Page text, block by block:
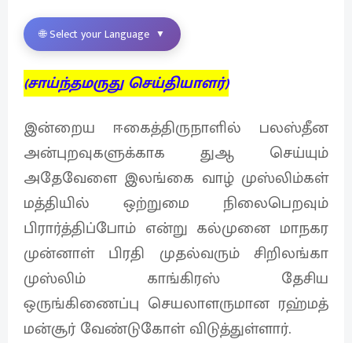
🌐 Select your Language ▼
(சாய்ந்தமருது செய்தியாளர்)
இன்றைய ஈகைத்திருநாளில் பலஸ்தீன
அன்புறவுகளுக்காக துஆ செய்யும்
அதேவேளை இலங்கை வாழ் முஸ்லிம்கள்
மத்தியில் ஒற்றுமை நிலைபெறவும்
பிரார்த்திப்போம் என்று கல்முனை மாநகர
முன்னாள் பிரதி முதல்வரும் சிறிலங்கா
முஸ்லிம் காங்கிரஸ் தேசிய
ஒருங்கிணைப்பு செயலாளருமான ரஹ்மத்
மன்சூர் வேண்டுகோள் விடுத்துள்ளார்.